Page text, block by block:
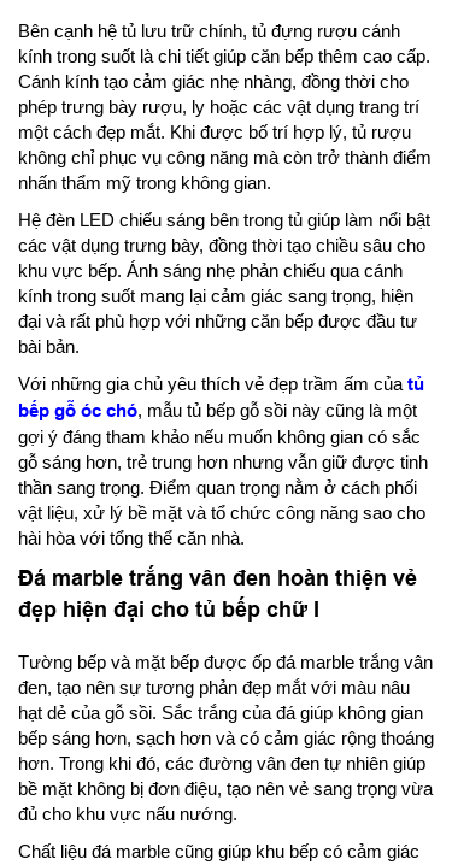
Bên cạnh hệ tủ lưu trữ chính, tủ đựng rượu cánh
kính trong suốt là chi tiết giúp căn bếp thêm cao cấp.
Cánh kính tạo cảm giác nhẹ nhàng, đồng thời cho
phép trưng bày rượu, ly hoặc các vật dụng trang trí
một cách đẹp mắt. Khi được bố trí hợp lý, tủ rượu
không chỉ phục vụ công năng mà còn trở thành điểm
nhấn thẩm mỹ trong không gian.
Hệ đèn LED chiếu sáng bên trong tủ giúp làm nổi bật
các vật dụng trưng bày, đồng thời tạo chiều sâu cho
khu vực bếp. Ánh sáng nhẹ phản chiếu qua cánh
kính trong suốt mang lại cảm giác sang trọng, hiện
đại và rất phù hợp với những căn bếp được đầu tư
bài bản.
Với những gia chủ yêu thích vẻ đẹp trầm ấm của tủ
bếp gỗ óc chó, mẫu tủ bếp gỗ sồi này cũng là một
gợi ý đáng tham khảo nếu muốn không gian có sắc
gỗ sáng hơn, trẻ trung hơn nhưng vẫn giữ được tinh
thần sang trọng. Điểm quan trọng nằm ở cách phối
vật liệu, xử lý bề mặt và tổ chức công năng sao cho
hài hòa với tổng thể căn nhà.
Đá marble trắng vân đen hoàn thiện vẻ
đẹp hiện đại cho tủ bếp chữ I
Tường bếp và mặt bếp được ốp đá marble trắng vân
đen, tạo nên sự tương phản đẹp mắt với màu nâu
hạt dẻ của gỗ sồi. Sắc trắng của đá giúp không gian
bếp sáng hơn, sạch hơn và có cảm giác rộng thoáng
hơn. Trong khi đó, các đường vân đen tự nhiên giúp
bề mặt không bị đơn điệu, tạo nên vẻ sang trọng vừa
đủ cho khu vực nấu nướng.
Chất liệu đá marble cũng giúp khu bếp có cảm giác